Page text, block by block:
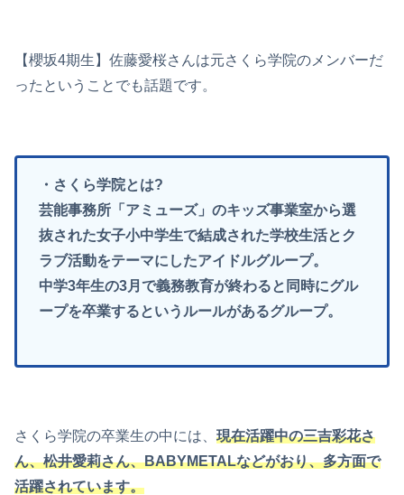
【櫻坂4期生】佐藤愛桜さんは元さくら学院のメンバーだ
ったということでも話題です。
・さくら学院とは?
芸能事務所「アミューズ」のキッズ事業室から選
抜された女子小中学生で結成された学校生活とク
ラブ活動をテーマにしたアイドルグループ。
中学3年生の3月で義務教育が終わると同時にグル
ープを卒業するというルールがあるグループ。
さくら学院の卒業生の中には、 現在活躍中の三吉彩花さ
ん、松井愛莉さん、BABYMETALなどがおり、多方面で
活躍されています。